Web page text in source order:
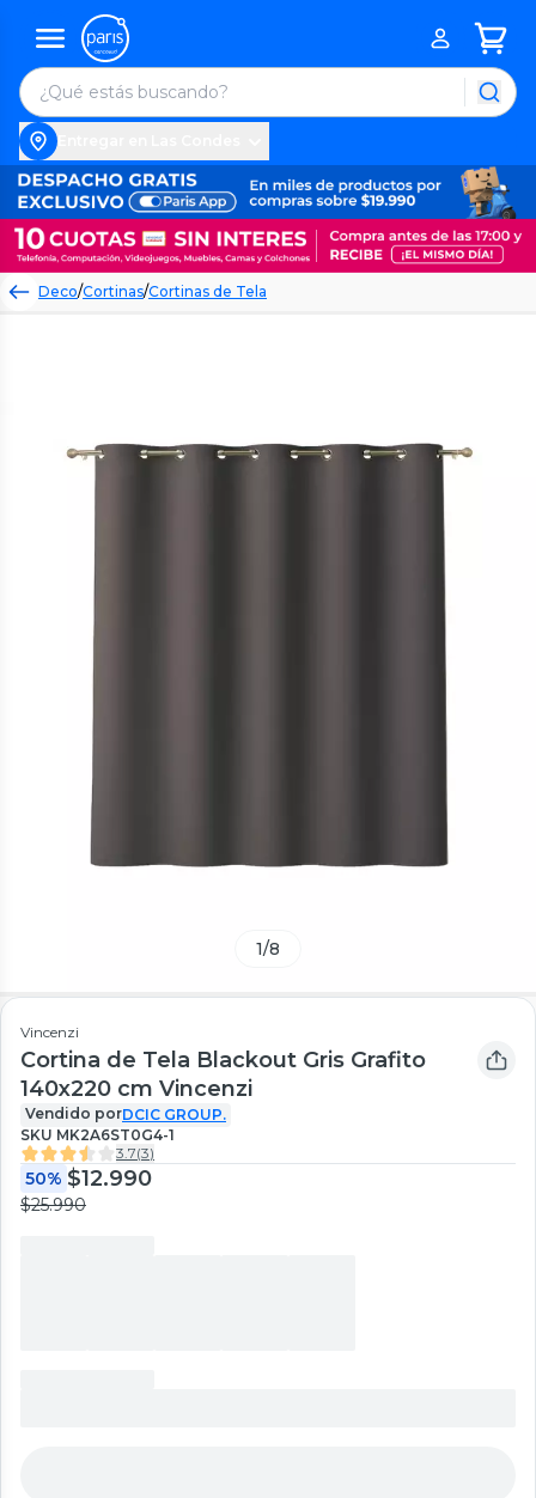
Deco/Cortinas/Cortinas de Tela
1/8
Vincenzi
Cortina de Tela Blackout Gris Grafito
140x220 cm Vincenzi
Vendido porDCIC GROUP.
SKU MK2A6ST0G4-1
3.7(3)
50% $12.990
$25.990